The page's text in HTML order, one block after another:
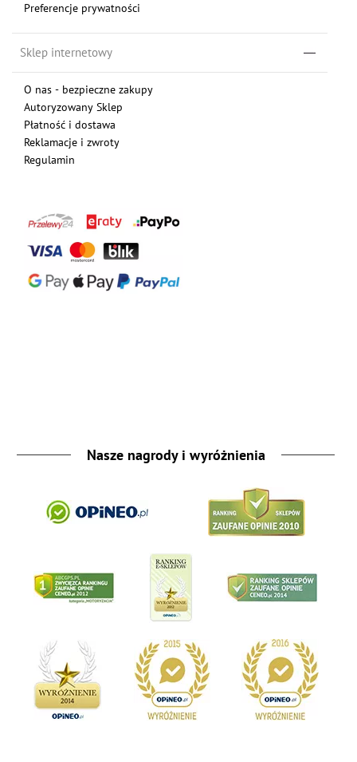
Preferencje prywatności
Sklep internetowy
O nas - bezpieczne zakupy
Autoryzowany Sklep
Płatność i dostawa
Reklamacje i zwroty
Regulamin
Nasze nagrody i wyróżnienia